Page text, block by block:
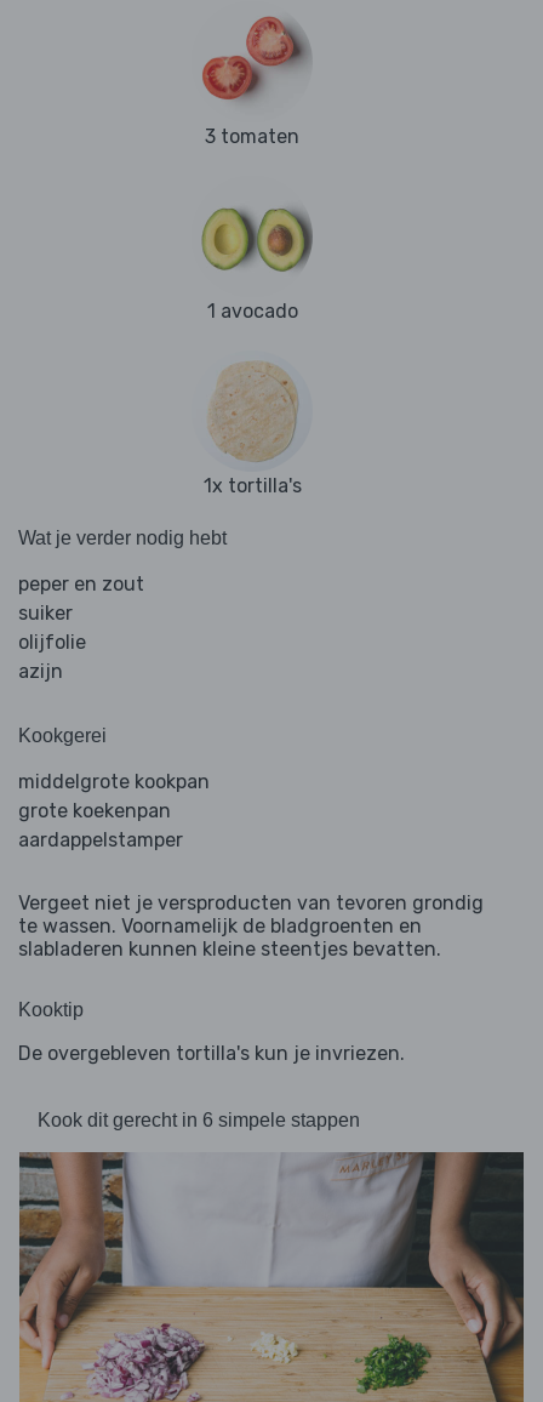
3 tomaten
1 avocado
1x tortilla's
Wat je verder nodig hebt
peper en zout
suiker
olijfolie
azijn
Kookgerei
middelgrote kookpan
grote koekenpan
aardappelstamper
Vergeet niet je versproducten van tevoren grondig
te wassen. Voornamelijk de bladgroenten en
slabladeren kunnen kleine steentjes bevatten.
Kooktip
De overgebleven tortilla's kun je invriezen.
Kook dit gerecht in 6 simpele stappen